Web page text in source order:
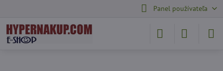
Panel používateľa